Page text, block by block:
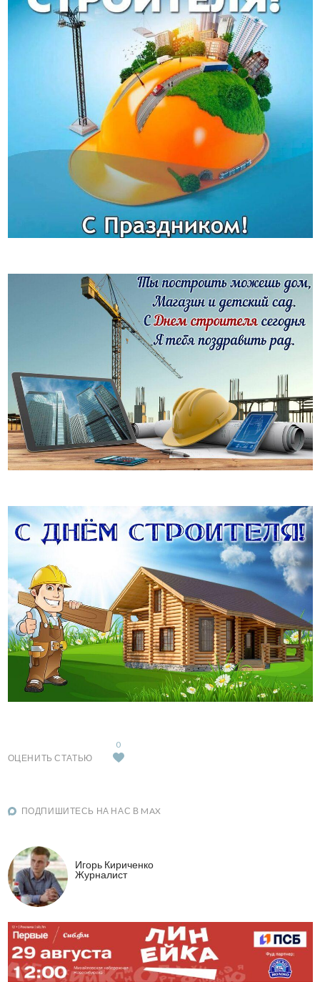
ОЦЕНИТЬ СТАТЬЮ
0
ПОДПИШИТЕСЬ НА НАС В MAX
Игорь Кириченко
Журналист